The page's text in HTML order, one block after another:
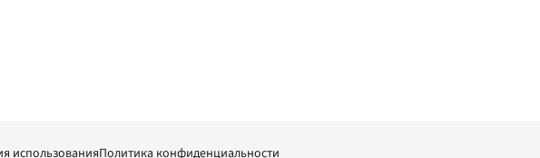
использованияПолитика конфиденциальности